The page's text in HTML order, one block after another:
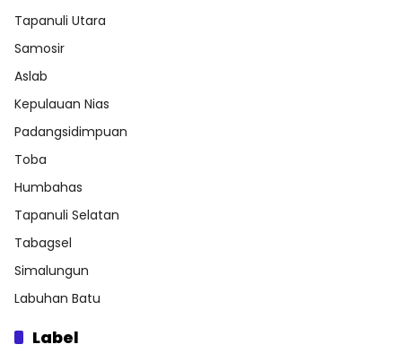
Tapanuli Utara
Samosir
Aslab
Kepulauan Nias
Padangsidimpuan
Toba
Humbahas
Tapanuli Selatan
Tabagsel
Simalungun
Labuhan Batu
Label